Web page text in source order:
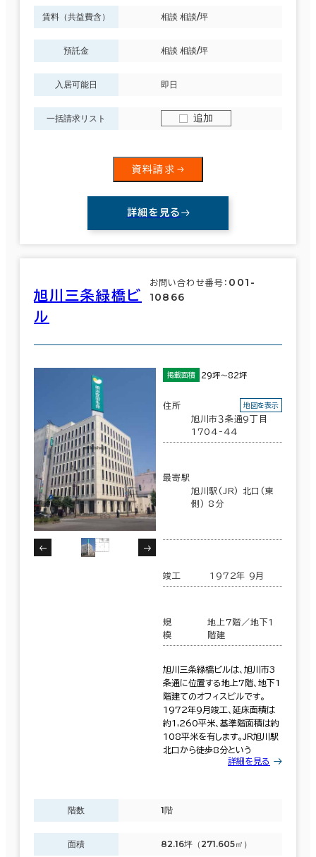
賃料（共益費含） 相談 相談/坪
預託金 相談 相談/坪
入居可能日 即日
一括請求リスト 追加
資料請求
詳細を見る
旭川三条緑橋ビ
ル
お問い合わせ番号： 001-
10866
掲載面積 29坪～82坪
住所
旭川市３条通9丁目
1704-44
地図を表示
最寄駅
旭川駅(JR) 北口(東
側) 8分
竣工 1972年 9月
規
模
地上7階／地下1
階建
旭川三条緑橋ビルは、旭川市3
条通に位置する地上7階、地下1
階建てのオフィスビルです。
1972年9月竣工、延床面積は
約1,260平米、基準階面積は約
108平米を有します。JR旭川駅
北口から徒歩8分という
詳細を見る
階数 1階
面積 82.16坪（271.605㎡）
南区(2)
豊平区(13)
厚別区(17)
この条件で検索する
６か月以上
建築中
駐車場設備あり
1フロア面積100坪以上
該当数
77室(14棟)